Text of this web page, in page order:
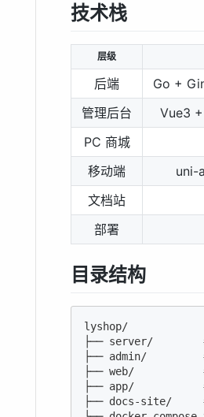
技术栈
层级
后端
Go +
管理后台
Vue3
PC 商城
移动端
uni-
文档站
部署
目录结构
lyshop/
├── server/
├── admin/
├── web/
├── app/
├── docs-site/